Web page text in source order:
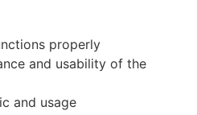
properly
and usability of the
and usage